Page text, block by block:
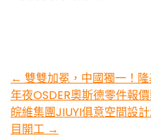
Post
navigation
← 雙雙加冕，中國獨一！
年夜OSDER奧斯德零件報
皖維集團JIUYI俱意空間設
目開工 →